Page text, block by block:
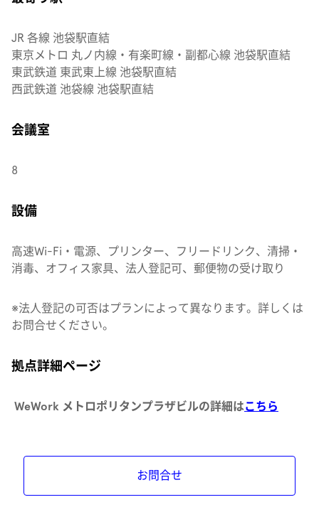
JR 各線 池袋駅直結
東京メトロ 丸ノ内線・有楽町線・副都心線 池袋駅直結
東武鉄道 東武東上線 池袋駅直結
西武鉄道 池袋線 池袋駅直結
会議室
8
設備
高速Wi-Fi・電源、プリンター、フリードリンク、清掃・
消毒、オフィス家具、法人登記可、郵便物の受け取り
※法人登記の可否はプランによって異なります。詳しくは
お問合せください。
拠点詳細ページ
WeWork メトロポリタンプラザビルの詳細はこちら
お問合せ